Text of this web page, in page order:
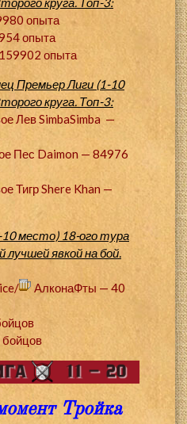
опыта
опыта
опыта
Премьер Лиги (1-10
круга. Топ-3:
Лев SimbaSimba —
Пес Daimon — 84976
Тигр Shere Khan —
место) 18-ого тура
лучшей явкой на бой.
АлконаФты — 40
Тройка